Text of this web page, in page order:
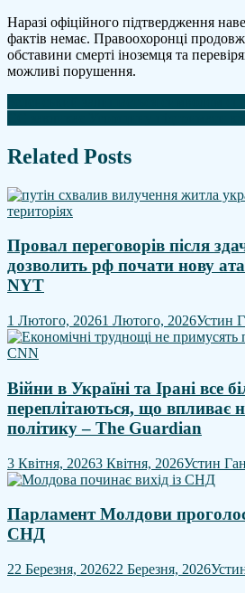
Наразі офіційного підтвердження
фактів немає. Правоохоронці
обставини смерті іноземця та
можливі порушення.
Навігація
записів
Related Posts
Провал переговорів після
дозволить рф почати нову
NYT
1 Лютого, 20261 Лютого, 2026Устин
Війни в Україні та Ірані все
переплітаються, що впливає
політику – The Guardian
3 Квітня, 20263 Квітня, 2026Устин
Парламент Молдови
СНД
22 Березня, 202622 Березня, 2026